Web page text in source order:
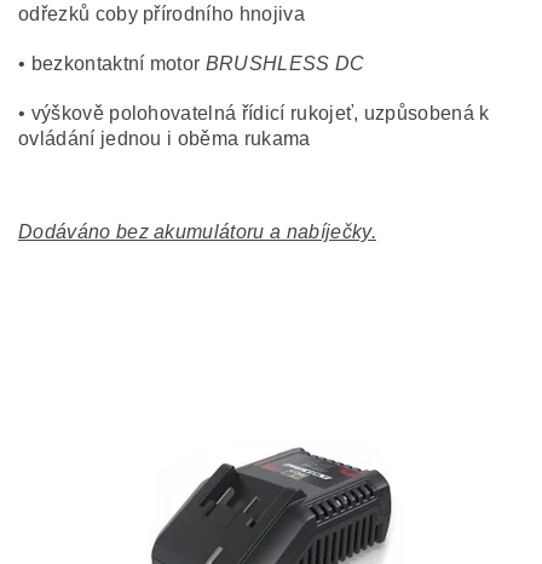
odřezků coby přírodního hnojiva
• bezkontaktní motor BRUSHLESS DC
• výškově polohovatelná řídicí rukojeť, uzpůsobená k
ovládání jednou i oběma rukama
Dodáváno bez akumulátoru a nabíječky.